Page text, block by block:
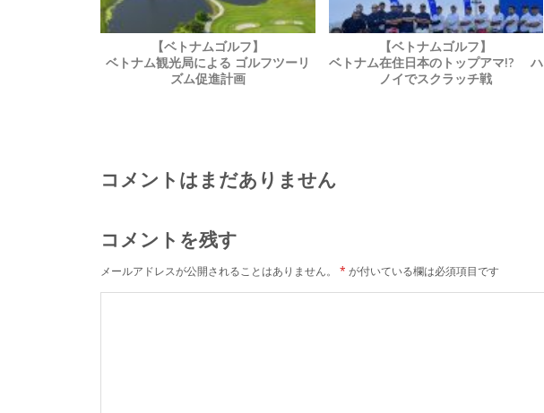
【ベトナムゴルフ】
ベトナム観光局による ゴルフツーリ
ズム促進計画
【ベトナムゴルフ】
ベトナム在住日本のトップアマ!? ハ
ノイでスクラッチ戦
コメントはまだありません
コメントを残す
メールアドレスが公開されることはありません。 * が付いている欄は必須項目です